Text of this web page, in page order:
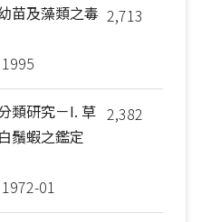
2,713
苗及藻類之毒
1995
2,382
類研究－I. 草
鬚蝦之鑑定
1972-01